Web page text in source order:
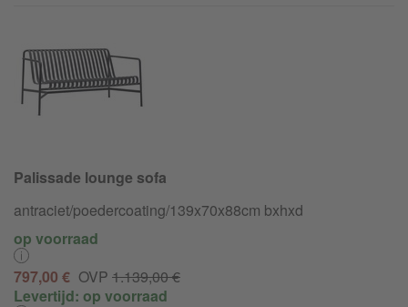
Palissade lounge sofa
antraciet/poedercoating/139x70x88cm bxhxd
op voorraad
797,00 € OVP 1.139,00 €
Levertijd: op voorraad